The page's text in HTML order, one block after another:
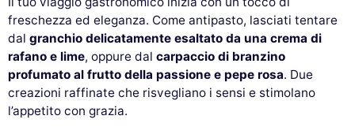
freschezza ed eleganza. Come antipasto, lasciati tentare
dal granchio delicatamente esaltato da una crema di
rafano e lime, oppure dal carpaccio di branzino
profumato al frutto della passione e pepe rosa. Due
creazioni raffinate che risvegliano i sensi e stimolano
l’appetito con grazia.